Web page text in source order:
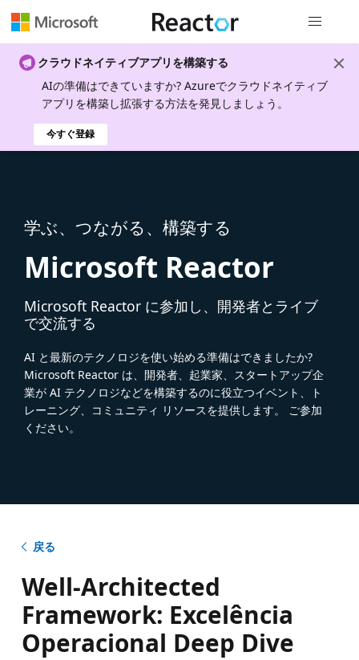
クラウドネイティブアプリを構築する
AIの準備はできていますか? Azureでクラウドネイティブ
アプリを構築し拡張する方法を発見しましょう。
今すぐ登録
学ぶ、つながる、構築する
Microsoft Reactor
Microsoft Reactor に参加し、開発者とライブ
で交流する
AI と最新のテクノロジを使い始める準備はできましたか?
Microsoft Reactor は、開発者、起業家、スタートアップ企
業が AI テクノロジなどを構築するのに役立つイベント、ト
レーニング、コミュニティ リソースを提供します。 ご参加
ください。
戻る
Well-Architected
Framework: Excelência
Operacional Deep Dive